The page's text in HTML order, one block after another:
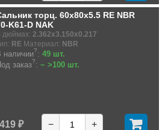
торц. 60x80x5.5 RE NBR
K61-D NAK
дюймах: 2.362x3.150x0.217
RE Материал: NBR
наличии?: 49 шт.
заказ?: ~ >100 шт.
419 ₽ − +